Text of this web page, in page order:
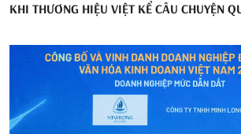
KHI THƯƠNG HIỆU VIỆT KỂ CÂU CHUYỆN